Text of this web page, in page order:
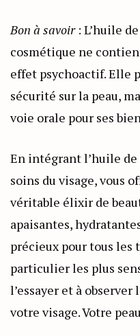
Bon à savoir: L’huile
cosmétique ne
effet psychoactif. Elle
sécurité sur la peau,
voie orale pour ses
En intégrant l’huile
soins du visage, vous
véritable élixir de
apaisantes,
précieux pour tous les
particulier les plus
l’essayer et à
votre visage. Votre